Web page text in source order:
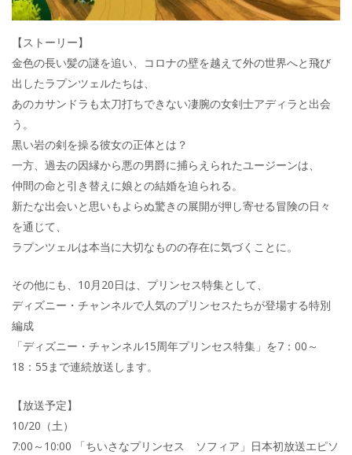
【ストーリー】
金色の長い髪の謎を追い、コロナの壁を越えて外の世界へと飛び
出したラプンツェルたちは、
あのカサンドラも太刀打ちできない凄腕の女剣士アディラと出会
う。
黒い岩の剣を操る彼女の正体とは？
一方、過去の因縁から悪の男爵に捕らえられたユージーンは、
仲間の命と引き替えに娘との結婚を迫られる。
新たな出会いと思いもよらぬ驚きの展開が押し寄せる冒険の日々
を通じて、
ラプンツェルは本当に大切なものの存在に気づくことに。
その他にも、10月20日は、プリンセス特集として、
ディズニー・チャンネルで人気のプリンセスたちが登場する特別
編成
「ディズニー・チャンネル15周年プリンセス特集」を7：00～
18：55まで連続放送します。
【放送予定】
10/20（土）
7:00～10:00 「ちいさなプリンセス ソフィア」日本初放送エピソ